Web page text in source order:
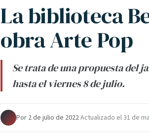
La biblioteca
obra Arte Pop
Se trata de una propuesta del
hasta el viernes 8 de julio.
Por·2 de julio de 2022·Actualizado el31 de